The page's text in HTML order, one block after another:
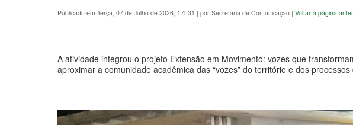
Publicado em Terça, 07 de Julho de 2026, 17h31 | por Secretaria de Comunicação | Voltar à página
A atividade integrou o projeto Extensão em Movimento: vozes que
aproximar a comunidade acadêmica das “vozes” do território e dos